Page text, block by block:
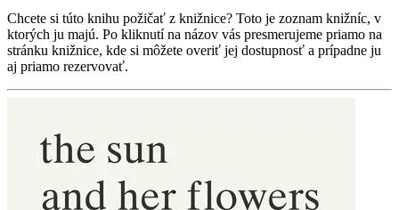
Chcete si túto knihu požičať z knižnice? Toto je zoznam knižníc, v
ktorých ju majú. Po kliknutí na názov vás presmerujeme priamo na
stránku knižnice, kde si môžete overiť jej dostupnosť a prípadne ju
aj priamo rezervovať.